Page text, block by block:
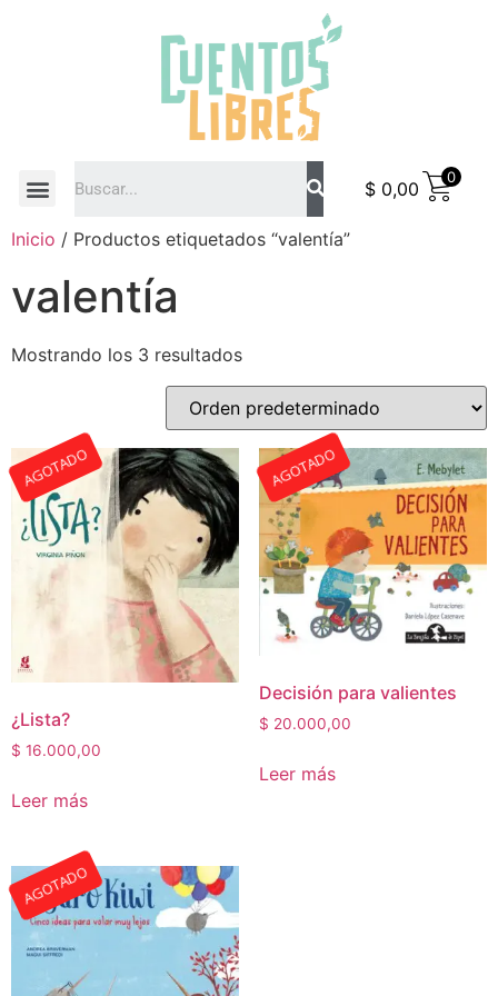
$ 0,00
0
Inicio / Productos etiquetados “valentía”
valentía
Mostrando los 3 resultados
AGOTADO
¿Lista?
$ 16.000,00
Leer más
AGOTADO
Decisión para valientes
$ 20.000,00
Leer más
AGOTADO